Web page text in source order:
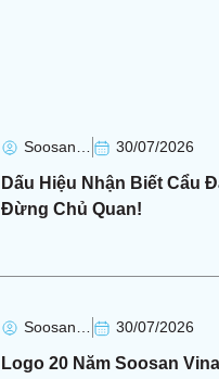
30/07/2026
Dấu Hiệu Nhận Biết Cẩu
Đừng Chủ Quan!
30/07/2026
Logo 20 Năm Soosan